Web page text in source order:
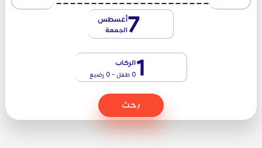
7أغسطس
الجمعة
1الركاب
0 طفل - 0 رضيع
بحث